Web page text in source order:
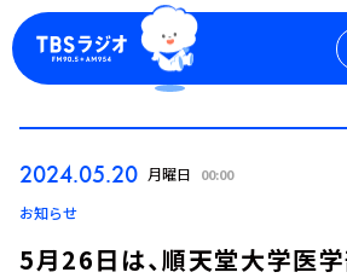
2024.05.20 月曜日 00:00
お知らせ
5月26日は、順天堂大学医